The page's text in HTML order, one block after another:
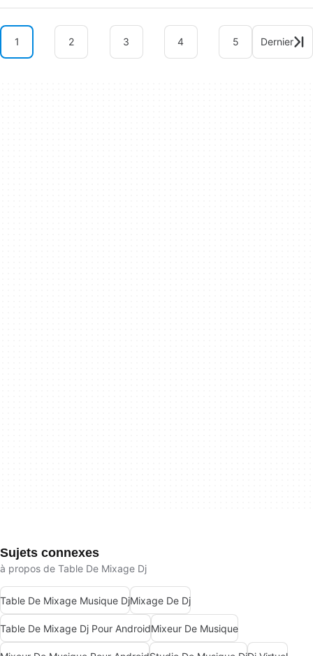
1 2 3 4 5 Dernier
Sujets connexes
à propos de Table De Mixage Dj
Table De Mixage Musique DjMixage De Dj
Table De Mixage Dj Pour AndroidMixeur De Musique